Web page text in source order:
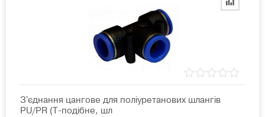
З'єднання цангове для поліуретанових шлангів
PU/PR (Т-подібне, шл